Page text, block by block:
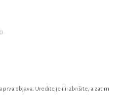
prva objava. Uredite je ili izbrišite, a zatim